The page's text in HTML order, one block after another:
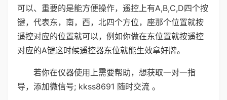
可以、重要的是能方便操作，遥控上有A,B,C,D四个按
键，代表东，南，西，北四个方位，座那个位置就按
遥控对应的位置就可以，例如你做在东位置就按遥控
对应的A键这时候遥控器东位就能生效拿好牌。
若你在仪器使用上需要帮助，想获取一对一指
导，添加微信号; kkss8691 随时交流 。